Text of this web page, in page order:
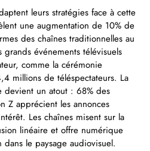
leurs stratégies face à cette
une augmentation de 10% de
des chaînes traditionnelles au
événements télévisuels
comme la cérémonie
millions de téléspectateurs. La
devient un atout : 68% des
Z apprécient les annonces
Les chaînes misent sur la
linéaire et offre numérique
le paysage audiovisuel.